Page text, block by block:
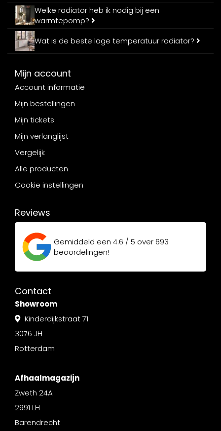
Welke radiator heb ik nodig bij een
warmtepomp?
Wat is de beste lage temperatuur radiator?
Mijn account
Account informatie
Mijn bestellingen
Mijn tickets
Mijn verlanglijst
Vergelijk
Alle producten
Cookie instellingen
Reviews
Gemiddeld een 4.6 / 5 over693
beoordelingen!
Contact
Showroom
Kinderdijkstraat 71
3076 JH
Rotterdam
Afhaalmagazijn
Zweth 24A
2991 LH
Barendrecht